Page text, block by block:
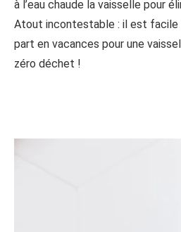
à l’eau chaude la vaisselle pour
Atout incontestable : il est facile
part en vacances pour une
zéro déchet !